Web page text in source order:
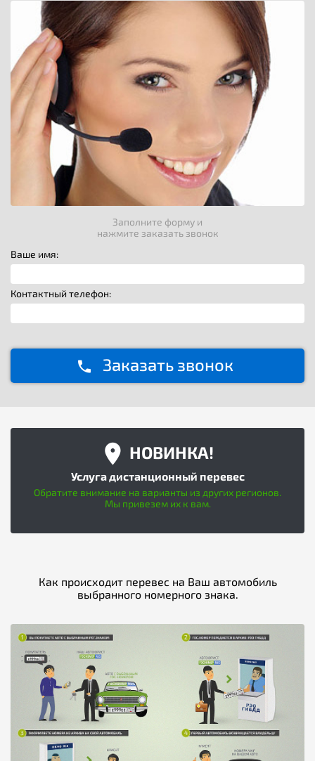
Заполните форму и
нажмите заказать звонок
Ваше имя:
Контактный телефон:
Заказать звонок
НОВИНКА!
Услуга дистанционный перевес
Обратите внимание на варианты из других регионов.
Мы привезем их к вам.
Как происходит перевес на Ваш автомобиль
выбранного номерного знака.